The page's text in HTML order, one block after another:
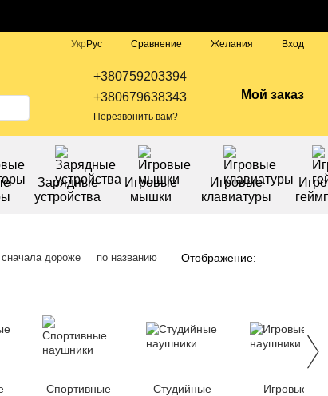
Укр Рус Сравнение Желания Вход
+380759203394
+380679638343
Перезвонить вам?
Мой заказ
Зарядные
устройства
Игровые
мышки
Игровые
клавиатуры
сначала дороже по названию Отображение:
Спортивные
Студийные
Игровые